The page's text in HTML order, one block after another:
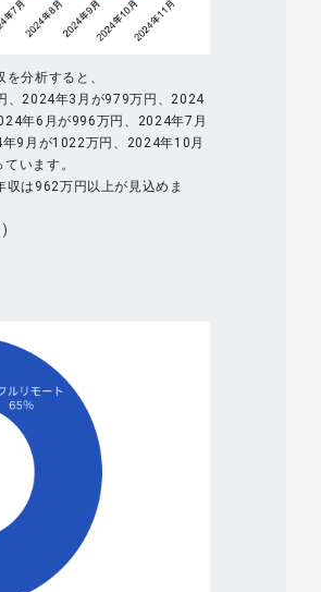
分析すると、
、2024年3月が979万円、2024
年6月が996万円、2024年7月
9月が1022万円、2024年10月
います。
は962万円以上が見込めま